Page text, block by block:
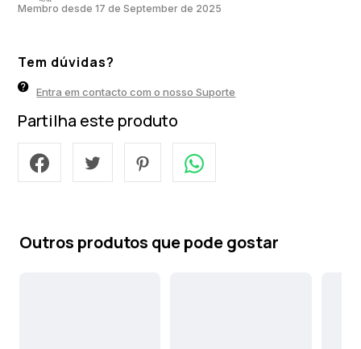
Membro desde 17 de September de 2025
Tem dúvidas?
Entra em contacto com o nosso Suporte
Partilha este produto
Outros produtos que pode gostar